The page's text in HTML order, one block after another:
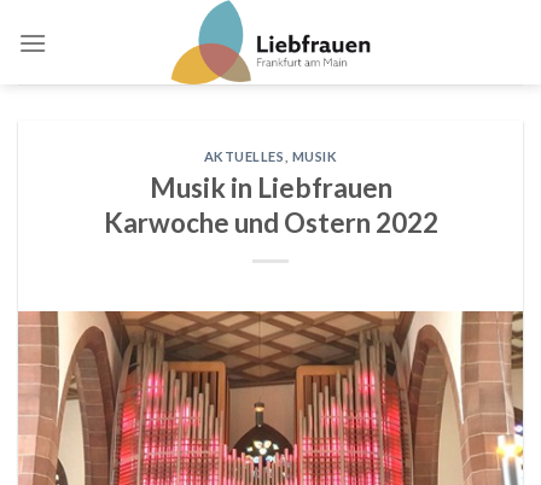
AKTUELLES MUSIK
Musik in Liebfrauen
Karwoche und Ostern 2022